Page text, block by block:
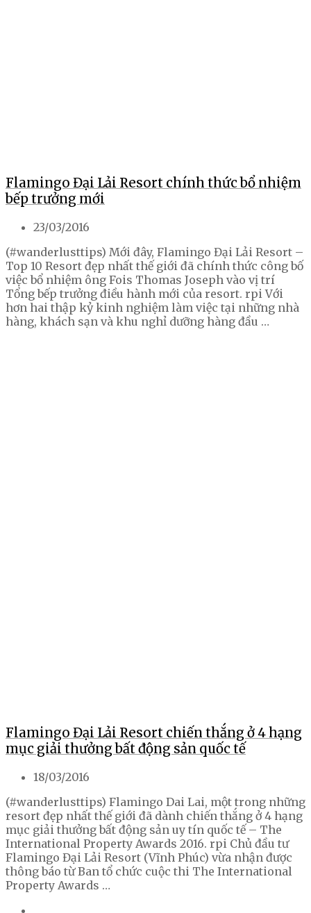
Flamingo Đại Lải Resort chính thức bổ nhiệm
bếp trưởng mới
23/03/2016
(#wanderlusttips) Mới đây, Flamingo Đại Lải Resort –
Top 10 Resort đẹp nhất thế giới đã chính thức công bố
việc bổ nhiệm ông Fois Thomas Joseph vào vị trí
Tổng bếp trưởng điều hành mới của resort. rpi Với
hơn hai thập kỷ kinh nghiệm làm việc tại những nhà
hàng, khách sạn và khu nghỉ dưỡng hàng đầu …
Flamingo Đại Lải Resort chiến thắng ở 4 hạng
mục giải thưởng bất động sản quốc tế
18/03/2016
(#wanderlusttips) Flamingo Dai Lai, một trong những
resort đẹp nhất thế giới đã dành chiến thắng ở 4 hạng
mục giải thưởng bất động sản uy tín quốc tế – The
International Property Awards 2016. rpi Chủ đầu tư
Flamingo Đại Lải Resort (Vĩnh Phúc) vừa nhận được
thông báo từ Ban tổ chức cuộc thi The International
Property Awards …